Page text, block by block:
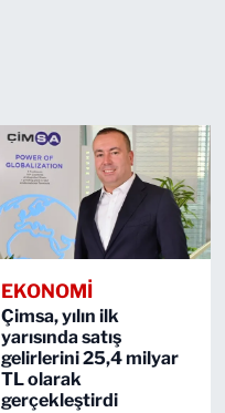
EKONOMİ
Çimsa, yılın ilk
yarısında satış
gelirlerini 25,4 milyar
TL olarak
gerçekleştirdi